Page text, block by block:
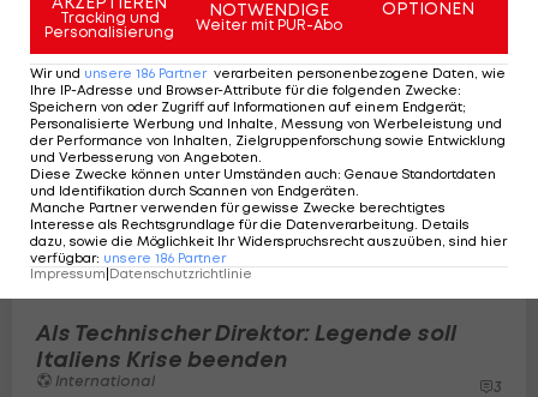
Als Technischer Direktor: Legende soll
Italiens Krise beenden
International 3
Tracking und
Personalisierung
NOTWENDIGE
Weiter mit PUR-Abo
OPTIONEN
Wir und unsere 186 Partner verarbeiten personenbezogene Daten, wie
Ihre IP-Adresse und Browser-Attribute für die folgenden Zwecke:
Speichern von oder Zugriff auf Informationen auf einem Endgerät;
Personalisierte Werbung und Inhalte, Messung von Werbeleistung und
der Performance von Inhalten, Zielgruppenforschung sowie Entwicklung
und Verbesserung von Angeboten.
Diese Zwecke können unter Umständen auch: Genaue Standortdaten
und Identifikation durch Scannen von Endgeräten.
Manche Partner verwenden für gewisse Zwecke berechtigtes
Interesse als Rechtsgrundlage für die Datenverarbeitung. Details
dazu, sowie die Möglichkeit Ihr Widerspruchsrecht auszuüben, sind hier
verfügbar: unsere 186 Partner
Impressum Datenschutzrichtlinie